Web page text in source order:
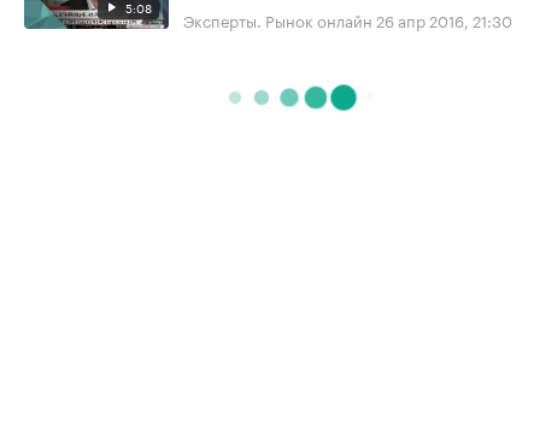
5:08 Эксперты. Рынок онлайн 26 апр 2016, 21:30